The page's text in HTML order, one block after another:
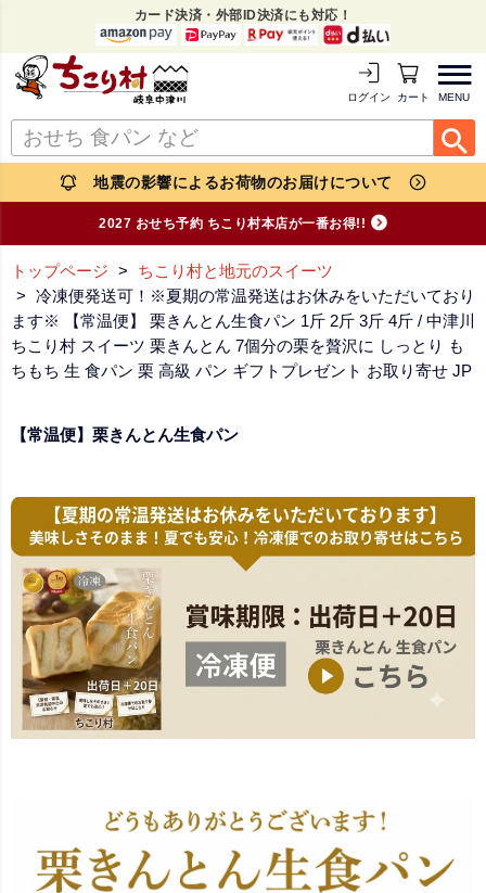
カード決済・外部ID決済にも対応！
MENU
ログイン カートを見る
地震の影響によるお荷物のお届けについて
2027 おせち予約 ちこり村本店が一番お得!!
トップページ
ちこり村と地元のスイーツ
冷凍便発送可！※夏期の常温発送はお休みをいただいており
ます※ 【常温便】 栗きんとん生食パン 1斤 2斤 3斤 4斤 / 中津川
ちこり村 スイーツ 栗きんとん 7個分の栗を贅沢に しっとり も
ちもち 生 食パン 栗 高級 パン ギフトプレゼント お取り寄せ JP
【常温便】栗きんとん生食パン